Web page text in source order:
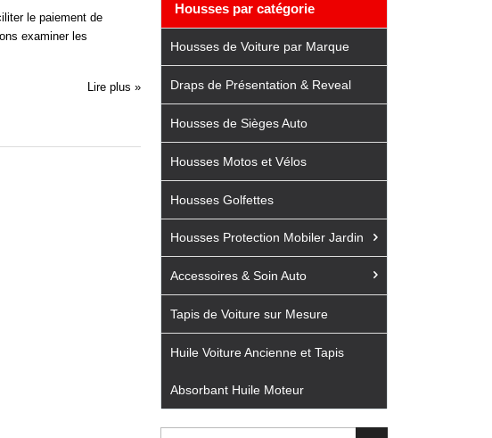
le paiement de
examiner les
Lire plus »
Housses par catégorie
Housses de Voiture par Marque
Draps de Présentation & Reveal
Housses de Sièges Auto
Housses Motos et Vélos
Housses Golfettes
Housses Protection Mobiler Jardin
Accessoires & Soin Auto
Tapis de Voiture sur Mesure
Huile Voiture Ancienne et Tapis
Absorbant Huile Moteur